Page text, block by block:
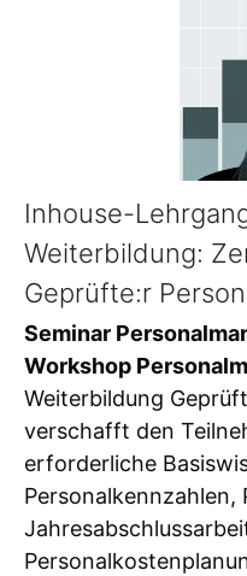
Inhouse-
Weiterbildung:
Geprüfte:r
Seminar
Workshop
Weiterbildung
verschafft den
erforderliche
Personalkennzahlen,